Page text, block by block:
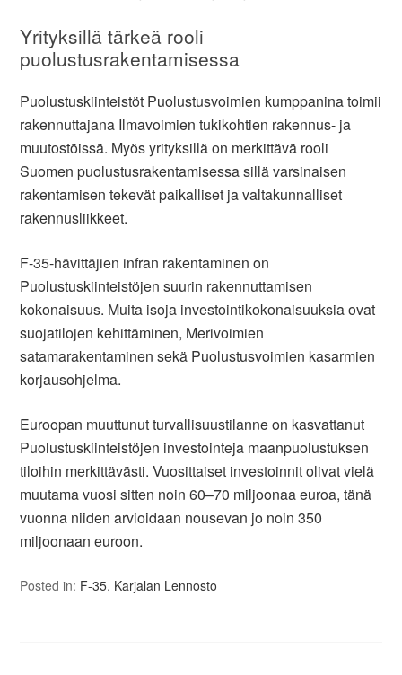
Yrityksillä tärkeä rooli
puolustusrakentamisessa
Puolustuskiinteistöt Puolustusvoimien kumppanina toimii
rakennuttajana Ilmavoimien tukikohtien rakennus- ja
muutostöissä. Myös yrityksillä on merkittävä rooli
Suomen puolustusrakentamisessa sillä varsinaisen
rakentamisen tekevät paikalliset ja valtakunnalliset
rakennusliikkeet.
F-35-hävittäjien infran rakentaminen on
Puolustuskiinteistöjen suurin rakennuttamisen
kokonaisuus. Muita isoja investointikokonaisuuksia ovat
suojatilojen kehittäminen, Merivoimien
satamarakentaminen sekä Puolustusvoimien kasarmien
korjausohjelma.
Euroopan muuttunut turvallisuustilanne on kasvattanut
Puolustuskiinteistöjen investointeja maanpuolustuksen
tiloihin merkittävästi. Vuosittaiset investoinnit olivat vielä
muutama vuosi sitten noin 60–70 miljoonaa euroa, tänä
vuonna niiden arvioidaan nousevan jo noin 350
miljoonaan euroon.
Posted in: F-35, Karjalan Lennosto